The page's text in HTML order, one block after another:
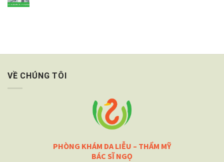
VỀ CHÚNG TÔI
PHÒNG KHÁM DA LIỄU – THẨM MỸ
BÁC SĨ NGỌ